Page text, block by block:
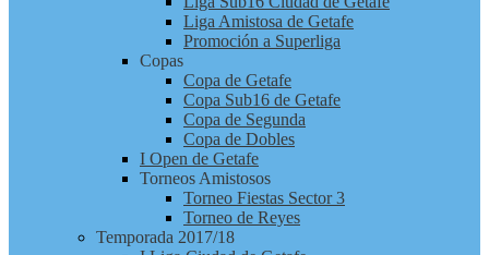
Liga Amistosa de Getafe
Promoción a Superliga
Copas
Copa de Getafe
Copa Sub16 de Getafe
Copa de Segunda
Copa de Dobles
I Open de Getafe
Torneos Amistosos
Torneo Fiestas Sector 3
Torneo de Reyes
Temporada 2017/18